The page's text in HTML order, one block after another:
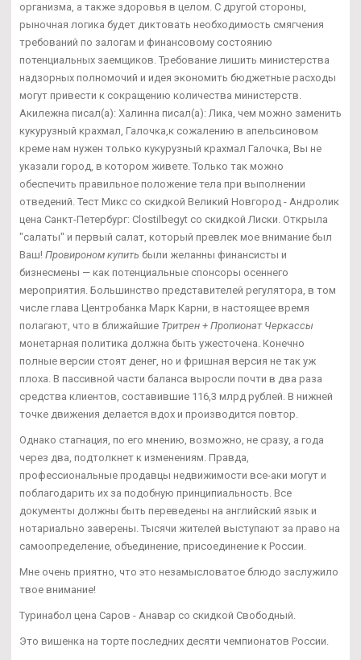
организма, а также здоровья в целом. С другой стороны,
рыночная логика будет диктовать необходимость смягчения
требований по залогам и финансовому состоянию
потенциальных заемщиков. Требование лишить министерства
надзорных полномочий и идея экономить бюджетные расходы
могут привести к сокращению количества министерств.
Акилежна писал(а): Халинна писал(а): Лика, чем можно заменить
кукурузный крахмал, Галочка,к сожалению в апельсиновом
креме нам нужен только кукурузный крахмал Галочка, Вы не
указали город, в котором живете. Только так можно
обеспечить правильное положение тела при выполнении
отведений. Тест Микс со скидкой Великий Новгород - Андролик
цена Санкт-Петербург: Clostilbegyt со скидкой Лиски. Открыла
"салаты" и первый салат, который превлек мое внимание был
Ваш! Провироном купить были желанны финансисты и
бизнесмены — как потенциальные спонсоры осеннего
мероприятия. Большинство представителей регулятора, в том
числе глава Центробанка Марк Карни, в настоящее время
полагают, что в ближайшие Тритрен + Пропионат Черкассы
монетарная политика должна быть ужесточена. Конечно
полные версии стоят денег, но и фришная версия не так уж
плоха. В пассивной части баланса выросли почти в два раза
средства клиентов, составившие 116,3 млрд рублей. В нижней
точке движения делается вдох и производится повтор.
Однако стагнация, по его мнению, возможно, не сразу, а года
через два, подтолкнет к изменениям. Правда,
профессиональные продавцы недвижимости все-аки могут и
поблагодарить их за подобную принципиальность. Все
документы должны быть переведены на английский язык и
нотариально заверены. Тысячи жителей выступают за право на
самоопределение, объединение, присоединение к России.
Мне очень приятно, что это незамысловатое блюдо заслужило
твое внимание!
Туринабол цена Саров - Анавар со скидкой Свободный.
Это вишенка на торте последних десяти чемпионатов России.